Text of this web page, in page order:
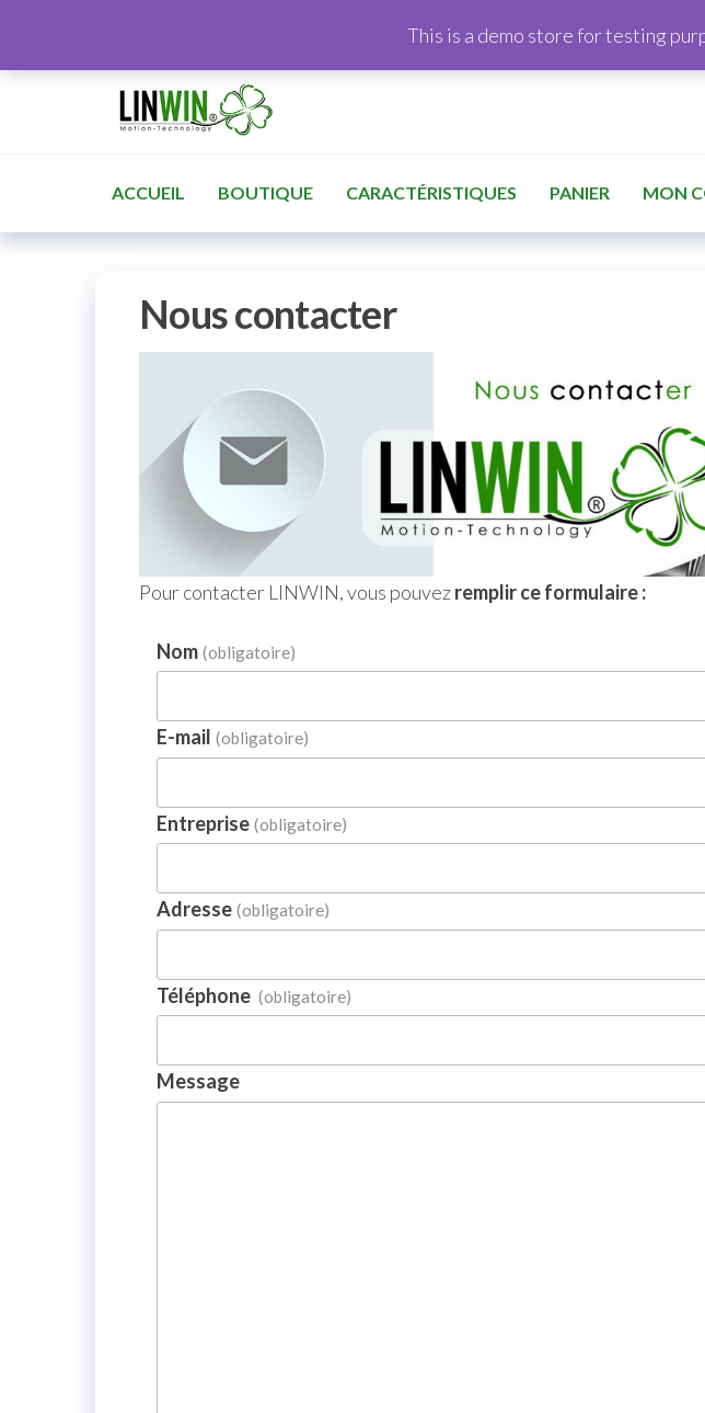
ACCUEIL BOUTIQUE CARACTÉRISTIQUES PANIER MON
Nous contacter
Pour contacter LINWIN, vous pouvezremplir ce formulaire :
Nom (obligatoire)
E-mail (obligatoire)
Entreprise (obligatoire)
Adresse (obligatoire)
Téléphone (obligatoire)
Message
This is a demo store for testing